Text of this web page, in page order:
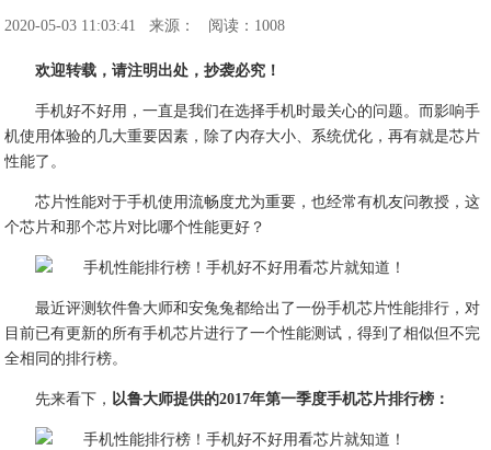
2020-05-03 11:03:41 来源： 阅读：1008
欢迎转载，请注明出处，抄袭必究！
手机好不好用，一直是我们在选择手机时最关心的问题。而影响手
机使用体验的几大重要因素，除了内存大小、系统优化，再有就是芯片
性能了。
芯片性能对于手机使用流畅度尤为重要，也经常有机友问教授，这
个芯片和那个芯片对比哪个性能更好？
最近评测软件鲁大师和安兔兔都给出了一份手机芯片性能排行，对
目前已有更新的所有手机芯片进行了一个性能测试，得到了相似但不完
全相同的排行榜。
先来看下， 以鲁大师提供的2017年第一季度手机芯片排行榜：